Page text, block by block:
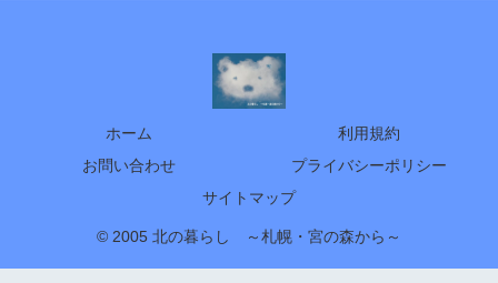
ホーム
利用規約
お問い合わせ
プライバシーポリシー
サイトマップ
© 2005 北の暮らし ～札幌・宮の森から～